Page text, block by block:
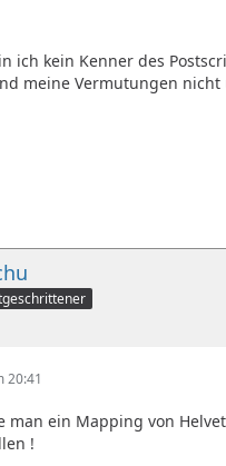
ich kein Kenner des
meine Vermutungen
20:41
man ein Mapping von
!